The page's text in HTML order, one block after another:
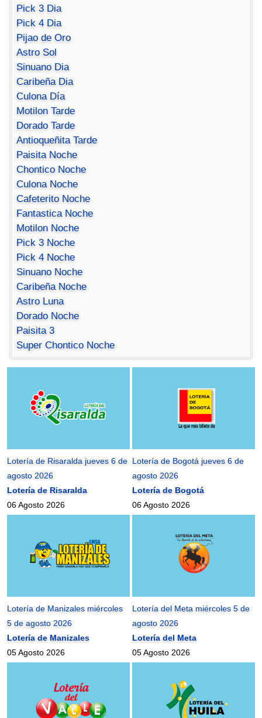
Pick 3 Dia
Pick 4 Dia
Pijao de Oro
Astro Sol
Sinuano Dia
Caribeña Dia
Culona Día
Motilon Tarde
Dorado Tarde
Antioqueñita Tarde
Paisita Noche
Chontico Noche
Culona Noche
Cafeterito Noche
Fantastica Noche
Motilon Noche
Pick 3 Noche
Pick 4 Noche
Sinuano Noche
Caribeña Noche
Astro Luna
Dorado Noche
Paisita 3
Super Chontico Noche
Lotería de Risaralda jueves 6 de
agosto 2026
Lotería de Risaralda
06 Agosto 2026
Lotería de Bogotá jueves 6 de
agosto 2026
Lotería de Bogotá
06 Agosto 2026
Lotería de Manizales miércoles
5 de agosto 2026
Lotería de Manizales
05 Agosto 2026
Lotería del Meta miércoles 5 de
agosto 2026
Lotería del Meta
05 Agosto 2026